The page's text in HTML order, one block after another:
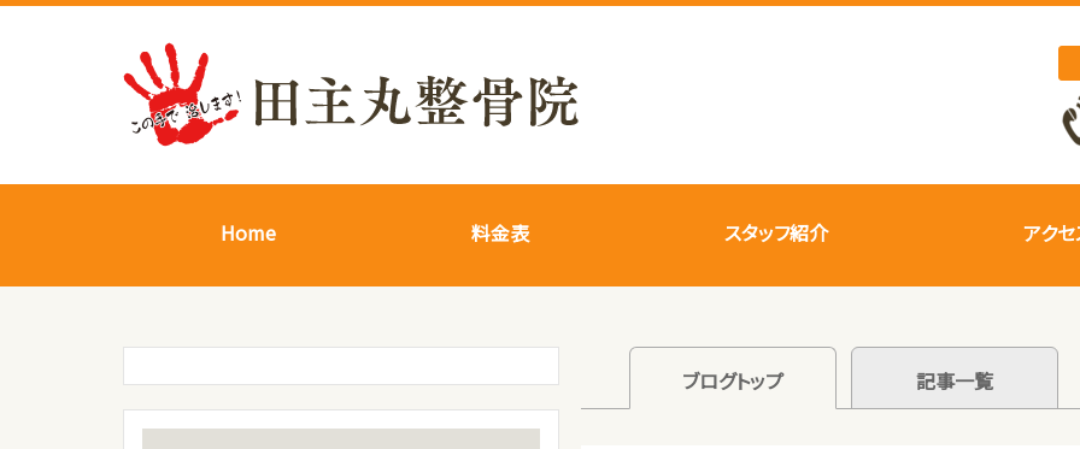
Home 料金表 スタッフ紹介 アクセ
ブログトップ 記事一覧